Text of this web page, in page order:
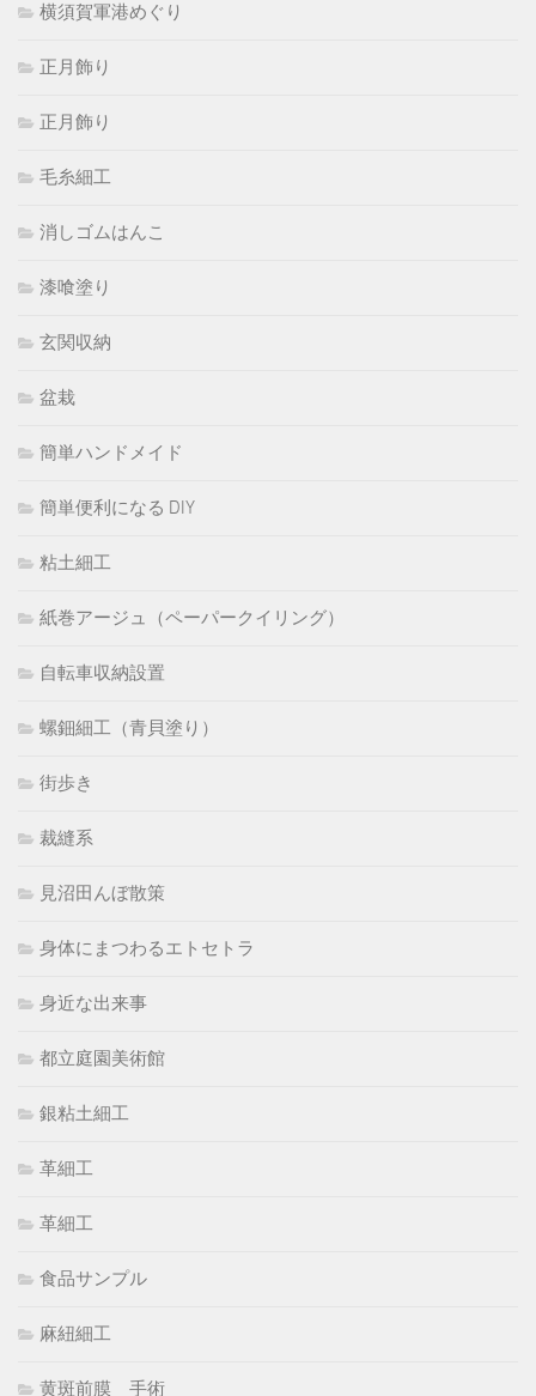
横須賀軍港めぐり
正月飾り
正月飾り
毛糸細工
消しゴムはんこ
漆喰塗り
玄関収納
盆栽
簡単ハンドメイド
簡単便利になる DIY
粘土細工
紙巻アージュ（ペーパークイリング）
自転車収納設置
螺鈿細工（青貝塗り）
街歩き
裁縫系
見沼田んぼ散策
身体にまつわるエトセトラ
身近な出来事
都立庭園美術館
銀粘土細工
革細工
革細工
食品サンプル
麻紐細工
黄斑前膜 手術